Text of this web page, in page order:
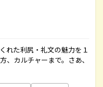
れた利尻・礼文の魅力を１
、カルチャーまで。さあ、